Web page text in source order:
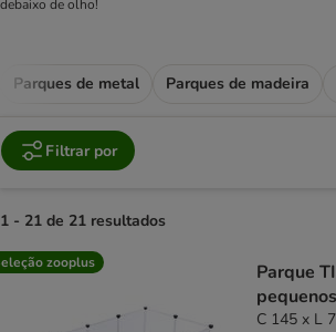
debaixo de olho!
Parques de metal Parques de madeira
Filtrar por
1 - 21 de 21 resultados
product items have been changed
zooplus
Parque
C 145 x L